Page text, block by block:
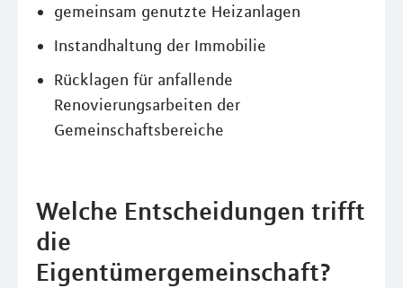
gemeinsam genutzte Heizanlagen
Instandhaltung der Immobilie
Rücklagen für anfallende
Renovierungsarbeiten der
Gemeinschaftsbereiche
Welche Entscheidungen trifft
die
Eigentümergemeinschaft?